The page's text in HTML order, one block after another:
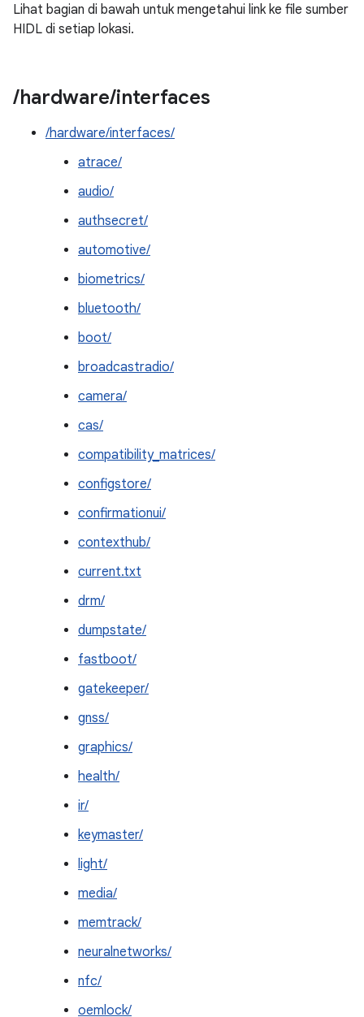
Lihat bagian di bawah untuk mengetahui link ke file sumber
HIDL di setiap lokasi.
/hardware/interfaces
/hardware/interfaces/
atrace/
audio/
authsecret/
automotive/
biometrics/
bluetooth/
boot/
broadcastradio/
camera/
cas/
compatibility_matrices/
configstore/
confirmationui/
contexthub/
current.txt
drm/
dumpstate/
fastboot/
gatekeeper/
gnss/
graphics/
health/
ir/
keymaster/
light/
media/
memtrack/
neuralnetworks/
nfc/
oemlock/